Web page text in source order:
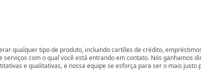
qualquer tipo de produto, incluindo cartões de crédito,
com o qual você está entrando em contato. Nós ganhamos
e qualitativas, e nossa equipe se esforça para ser o mais